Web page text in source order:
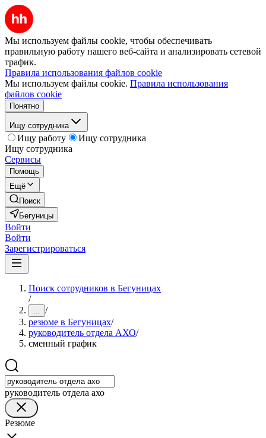
Мы используем файлы cookie, чтобы обеспечивать
правильную работу нашего веб-сайта и анализировать сетевой
трафик.
Правила использования файлов cookie
Мы используем файлы cookie. Правила использования
файлов cookie
Понятно
Ищу сотрудника
Ищу работу
Ищу сотрудника
Ищу сотрудника
Сервисы
Помощь
Ещё
Поиск
Бегуницы
Войти
Войти
Зарегистрироваться
Поиск сотрудников в Бегуницах
/
... /
резюме в Бегуницах/
руководитель отдела АХО/
сменный график
руководитель отдела ахо
Резюме